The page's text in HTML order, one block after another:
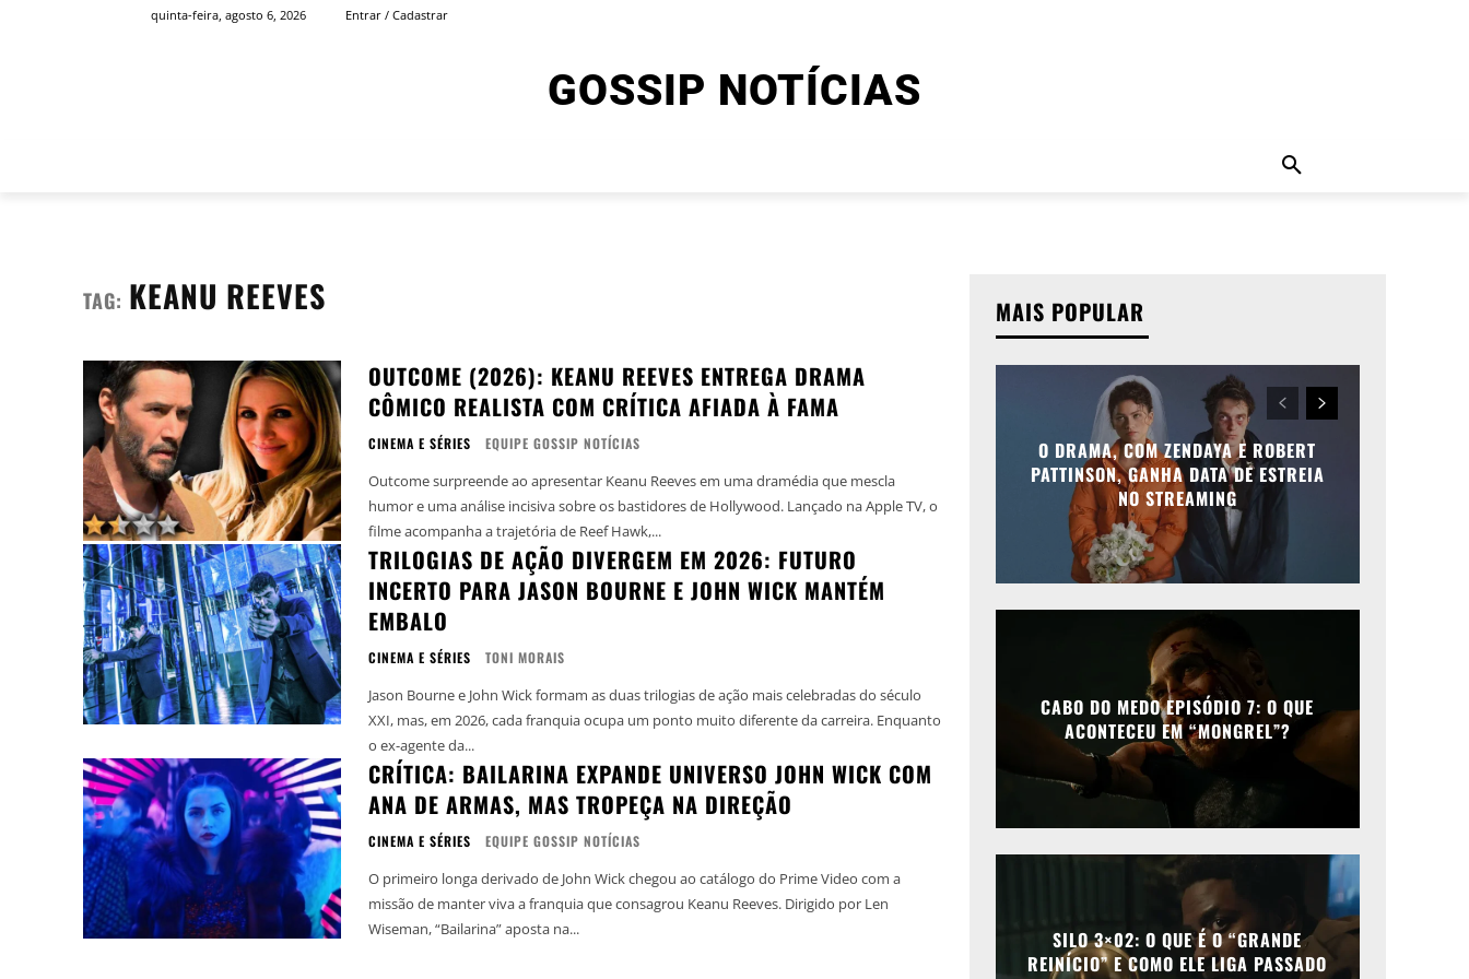
quinta-feira, agosto 6, 2026 Entrar / Cadastrar
GOSSIP NOTÍCIAS
TAG: KEANU REEVES
OUTCOME (2026): KEANU REEVES ENTREGA DRAMA
CÔMICO REALISTA COM CRÍTICA AFIADA À FAMA
CINEMA E SÉRIES EQUIPE GOSSIP NOTÍCIAS
Outcome surpreende ao apresentar Keanu Reeves em uma dramédia que mescla
humor e uma análise incisiva sobre os bastidores de Hollywood. Lançado na Apple TV, o
filme acompanha a trajetória de Reef Hawk,...
TRILOGIAS DE AÇÃO DIVERGEM EM 2026: FUTURO
INCERTO PARA JASON BOURNE E JOHN WICK MANTÉM
EMBALO
CINEMA E SÉRIES TONI MORAIS
Jason Bourne e John Wick formam as duas trilogias de ação mais celebradas do século
XXI, mas, em 2026, cada franquia ocupa um ponto muito diferente da carreira. Enquanto
o ex-agente da...
CRÍTICA: BAILARINA EXPANDE UNIVERSO JOHN WICK COM
ANA DE ARMAS, MAS TROPEÇA NA DIREÇÃO
CINEMA E SÉRIES EQUIPE GOSSIP NOTÍCIAS
O primeiro longa derivado de John Wick chegou ao catálogo do Prime Video com a
missão de manter viva a franquia que consagrou Keanu Reeves. Dirigido por Len
Wiseman, “Bailarina” aposta na...
MAIS POPULAR
O DRAMA, COM ZENDAYA E ROBERT
PATTINSON, GANHA DATA DE ESTREIA
NO STREAMING
CABO DO MEDO EPISÓDIO 7: O QUE
ACONTECEU EM “MONGREL”?
SILO 3×02: O QUE É O “GRANDE
REINÍCIO” E COMO ELE LIGA PASSADO